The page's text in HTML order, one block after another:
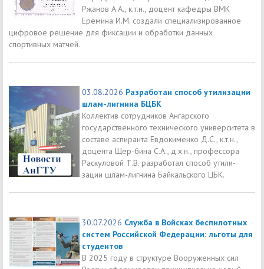
Ржанов А.А., к.т.н., доцент кафедры ВМК
Ерёмина И.М. создали специализированное
цифровое решение для фиксации и обработки данных
спортивных матчей.
03.08.2026 Разработан способ утилизации
шлам-лигнина БЦБК
Коллектив сотрудников Ангарского
государственного технического университета в
составе аспиранта Евдокименко Д.С., к.т.н.,
доцента Щер-бина С.А., д.х.н., профессора
Раскуловой Т.В. разработал способ утили-
зации шлам-лигнина Байкальского ЦБК.
30.07.2026 Служба в Войсках беспилотных
систем Российской Федерации: льготы для
студентов
В 2025 году в структуре Вооруженных сил